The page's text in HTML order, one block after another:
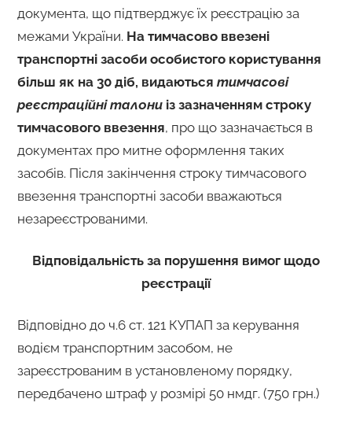
документа, що підтверджує їх реєстрацію за
межами України. На тимчасово ввезені
транспортні засоби особистого користування
більш як на 30 діб, видаються тимчасові
реєстраційні талони із зазначенням строку
тимчасового ввезення, про що зазначається в
документах про митне оформлення таких
засобів. Після закінчення строку тимчасового
ввезення транспортні засоби вважаються
незареєстрованими.
Відповідальність за порушення вимог щодо
реєстрації
Відповідно до ч.6 ст. 121 КУПАП за керування
водієм транспортним засобом, не
зареєстрованим в установленому порядку,
передбачено штраф у розмірі 50 нмдг. (750 грн.)